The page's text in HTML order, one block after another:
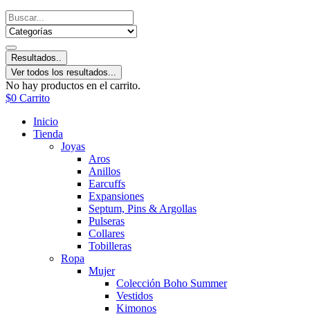
Resultados..
Ver todos los resultados...
No hay productos en el carrito.
$0 Carrito
Inicio
Tienda
Joyas
Aros
Anillos
Earcuffs
Expansiones
Septum, Pins & Argollas
Pulseras
Collares
Tobilleras
Ropa
Mujer
Colección Boho Summer
Vestidos
Kimonos